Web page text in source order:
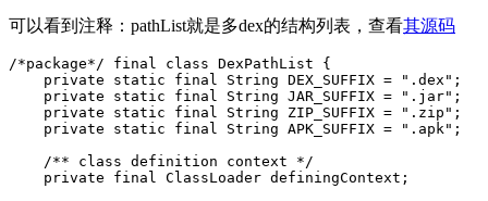
可以看到注释：pathList就是多dex的结构列表，查看其源码
/*package*/ final class DexPathList
{
private
static final String DEX_SUFFIX = ".dex" ;
private
static final String JAR_SUFFIX = ".jar" ;
private
static final String ZIP_SUFFIX = ".zip" ;
private
static final String APK_SUFFIX = ".apk" ;
/** class definition context */
private
final ClassLoader definingContext ;